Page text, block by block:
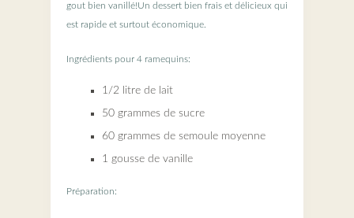
gout bien vanillé!Un dessert bien frais et délicieux qui
est rapide et surtout économique.
Ingrédients pour 4 ramequins:
1/2 litre de lait
50 grammes de sucre
60 grammes de semoule moyenne
1 gousse de vanille
Préparation: